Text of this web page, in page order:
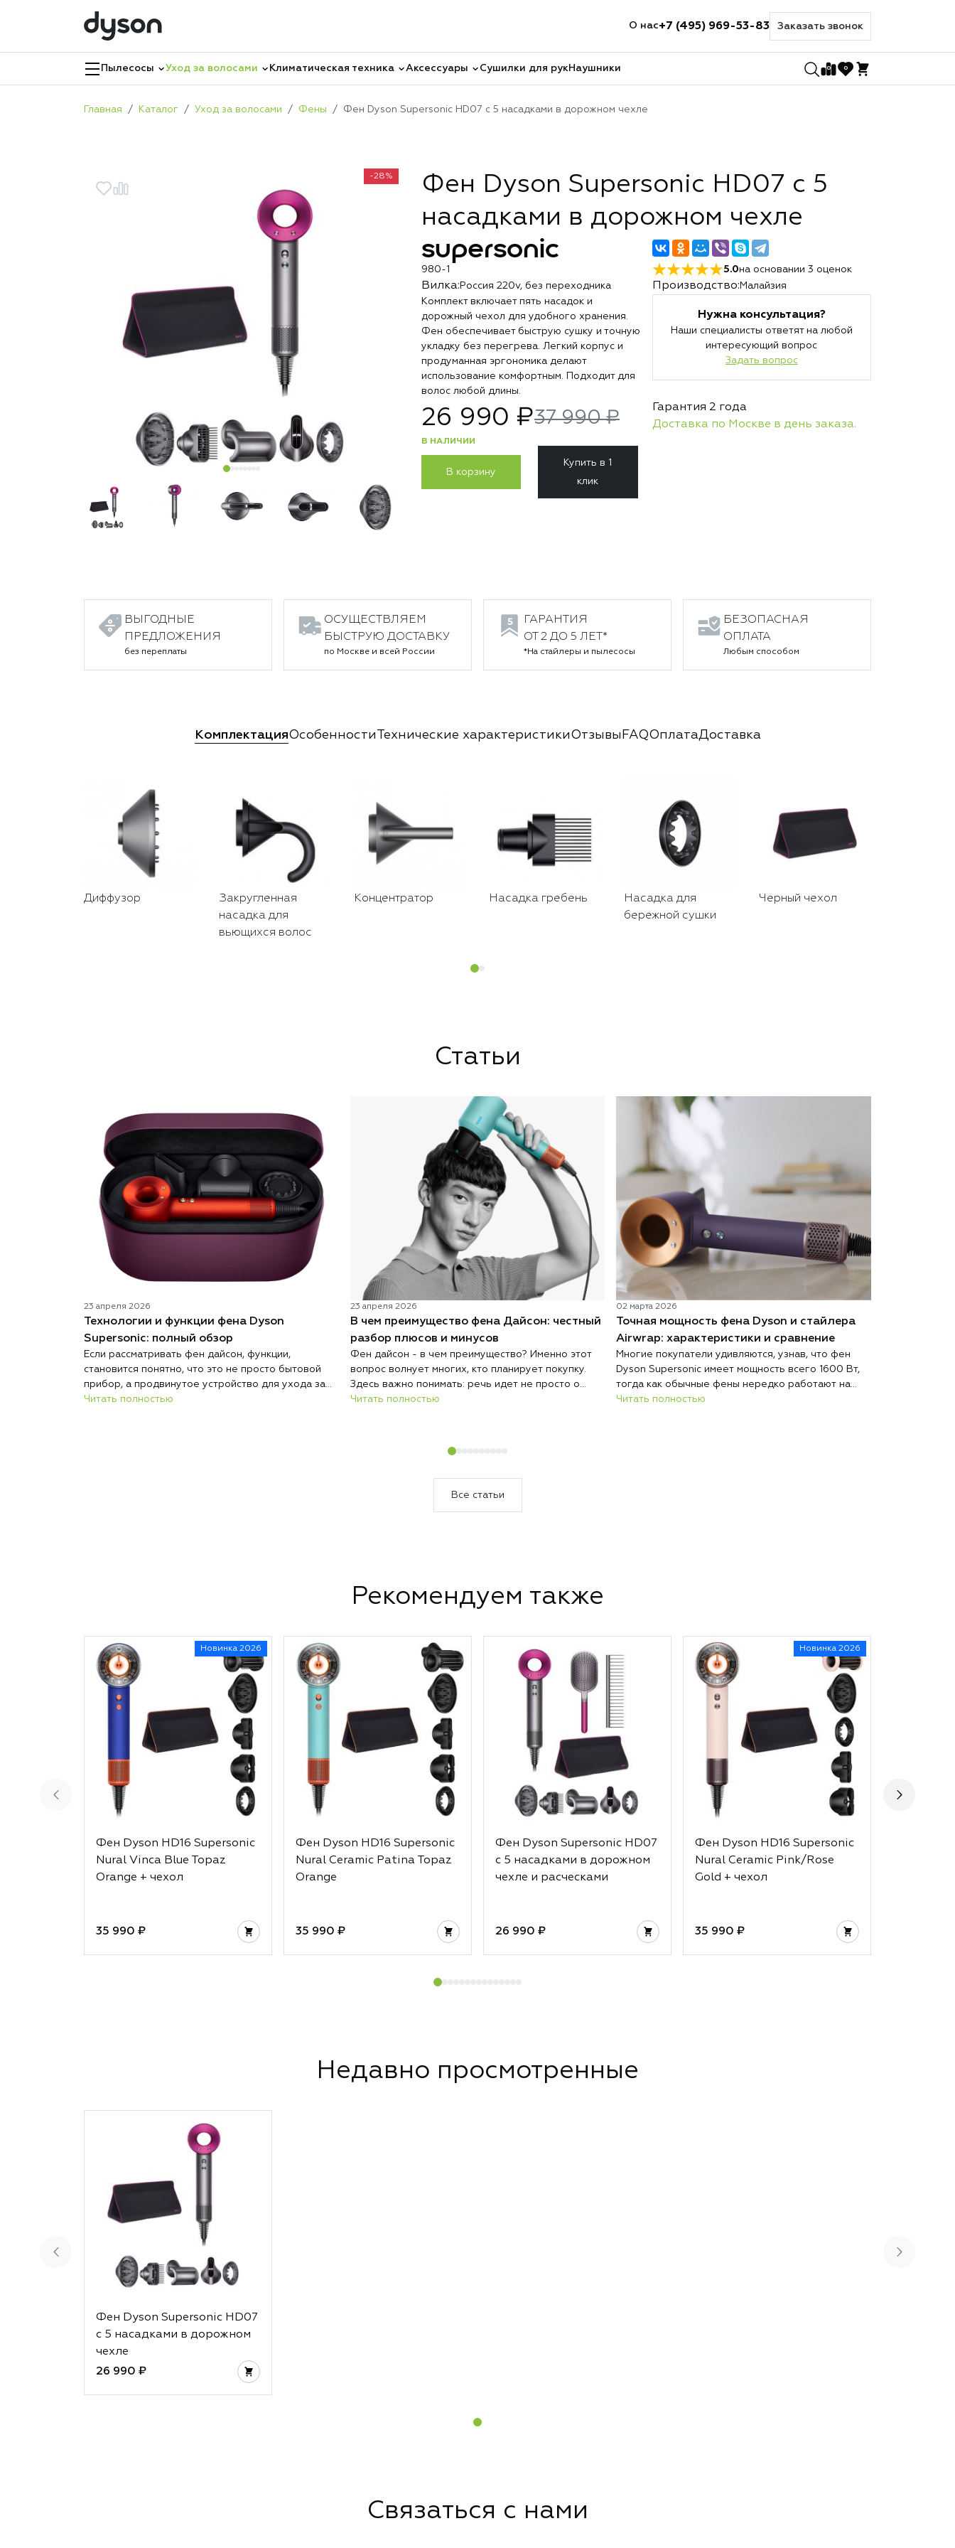
О нас+7 (495) 969-53-83 Заказать звонок
Пылесосы Уход за волосами Климатическая техника Аксессуары Сушилки для рукНаушники 0 0
Главная Каталог Уход за волосами Фены Фен Dyson Supersonic HD07 с 5 насадками в дорожном чехле
-28%
Фен Dyson Supersonic HD07 с 5
насадками в дорожном чехле
supersonic
980-1 5.0на основании 3 оценок
Вилка: Россия 220v, без переходника Производство: Малайзия
Комплект включает пять насадок и
дорожный чехол для удобного хранения.
Фен обеспечивает быструю сушку и точную
укладку без перегрева. Легкий корпус и
продуманная эргономика делают
использование комфортным. Подходит для
волос любой длины.
Нужна консультация?
Наши специалисты ответят на любой
интересующий вопрос
Задать вопрос
Гарантия 2 года
Доставка по Москве в день заказа.
26 990 ₽37 990 ₽
В НАЛИЧИИ
В корзину
Купить в 1
клик
ВЫГОДНЫЕ
ПРЕДЛОЖЕНИЯ
без переплаты
ОСУЩЕСТВЛЯЕМ
БЫСТРУЮ ДОСТАВКУ
по Москве и всей России
ГАРАНТИЯ
ОТ 2 ДО 5 ЛЕТ*
*На стайлеры и пылесосы
БЕЗОПАСНАЯ
ОПЛАТА
Любым способом
КомплектацияОсобенностиТехнические характеристикиОтзывы FAQОплатаДоставка
Диффузор
Закругленная
насадка для
вьющихся волос
Концентратор Насадка гребень
Насадка для
бережной сушки
Черный чехол
Статьи
23 апреля 2026
Технологии и функции фена Dyson
Supersonic: полный обзор
Если рассматривать фен дайсон, функции,
становится понятно, что это не просто бытовой
прибор, а продвинутое устройство для ухода за
волосами. Современный фен сочетает в себе
Читать полностью
23 апреля 2026
В чем преимущество фена Дайсон: честный
разбор плюсов и минусов
Фен дайсон - в чем преимущество? Именно этот
вопрос волнует многих, кто планирует покупку.
Здесь важно понимать: речь идет не просто о
дорогом гаджете, а о технологичном инструменте
часто выбирают как профессионалы, так и
Читать полностью
02 марта 2026
Точная мощность фена Dyson и стайлера
Airwrap: характеристики и сравнение
Многие покупатели удивляются, узнав, что фен
Dyson Supersonic имеет мощность всего 1600 Вт,
тогда как обычные фены нередко работают на
2000 Вт и выше. При этом при сопоставимых
Читать полностью
Все статьи
Рекомендуем также
Новинка 2026
Фен Dyson HD16 Supersonic
Nural Vinca Blue Topaz
Orange + чехол
35 990 ₽
Фен Dyson HD16 Supersonic
Nural Ceramic Patina Topaz
Orange
35 990 ₽
Фен Dyson Supersonic HD07
с 5 насадками в дорожном
чехле и расческами
26 990 ₽
Новинка 2026
Фен Dyson HD16 Supersonic
Nural Ceramic Pink/Rose
Gold + чехол
35 990 ₽
Недавно просмотренные
Фен Dyson Supersonic HD07
с 5 насадками в дорожном
чехле
26 990 ₽
Связаться с нами